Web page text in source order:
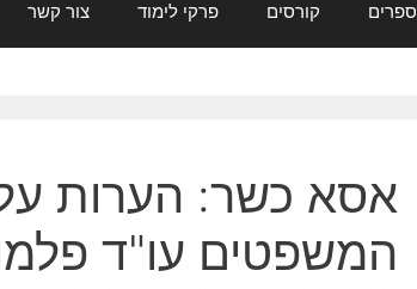
ספרים קורסים פרקי לימוד צור קשר
אסא כשר: הערות
המשפטים עו"ד